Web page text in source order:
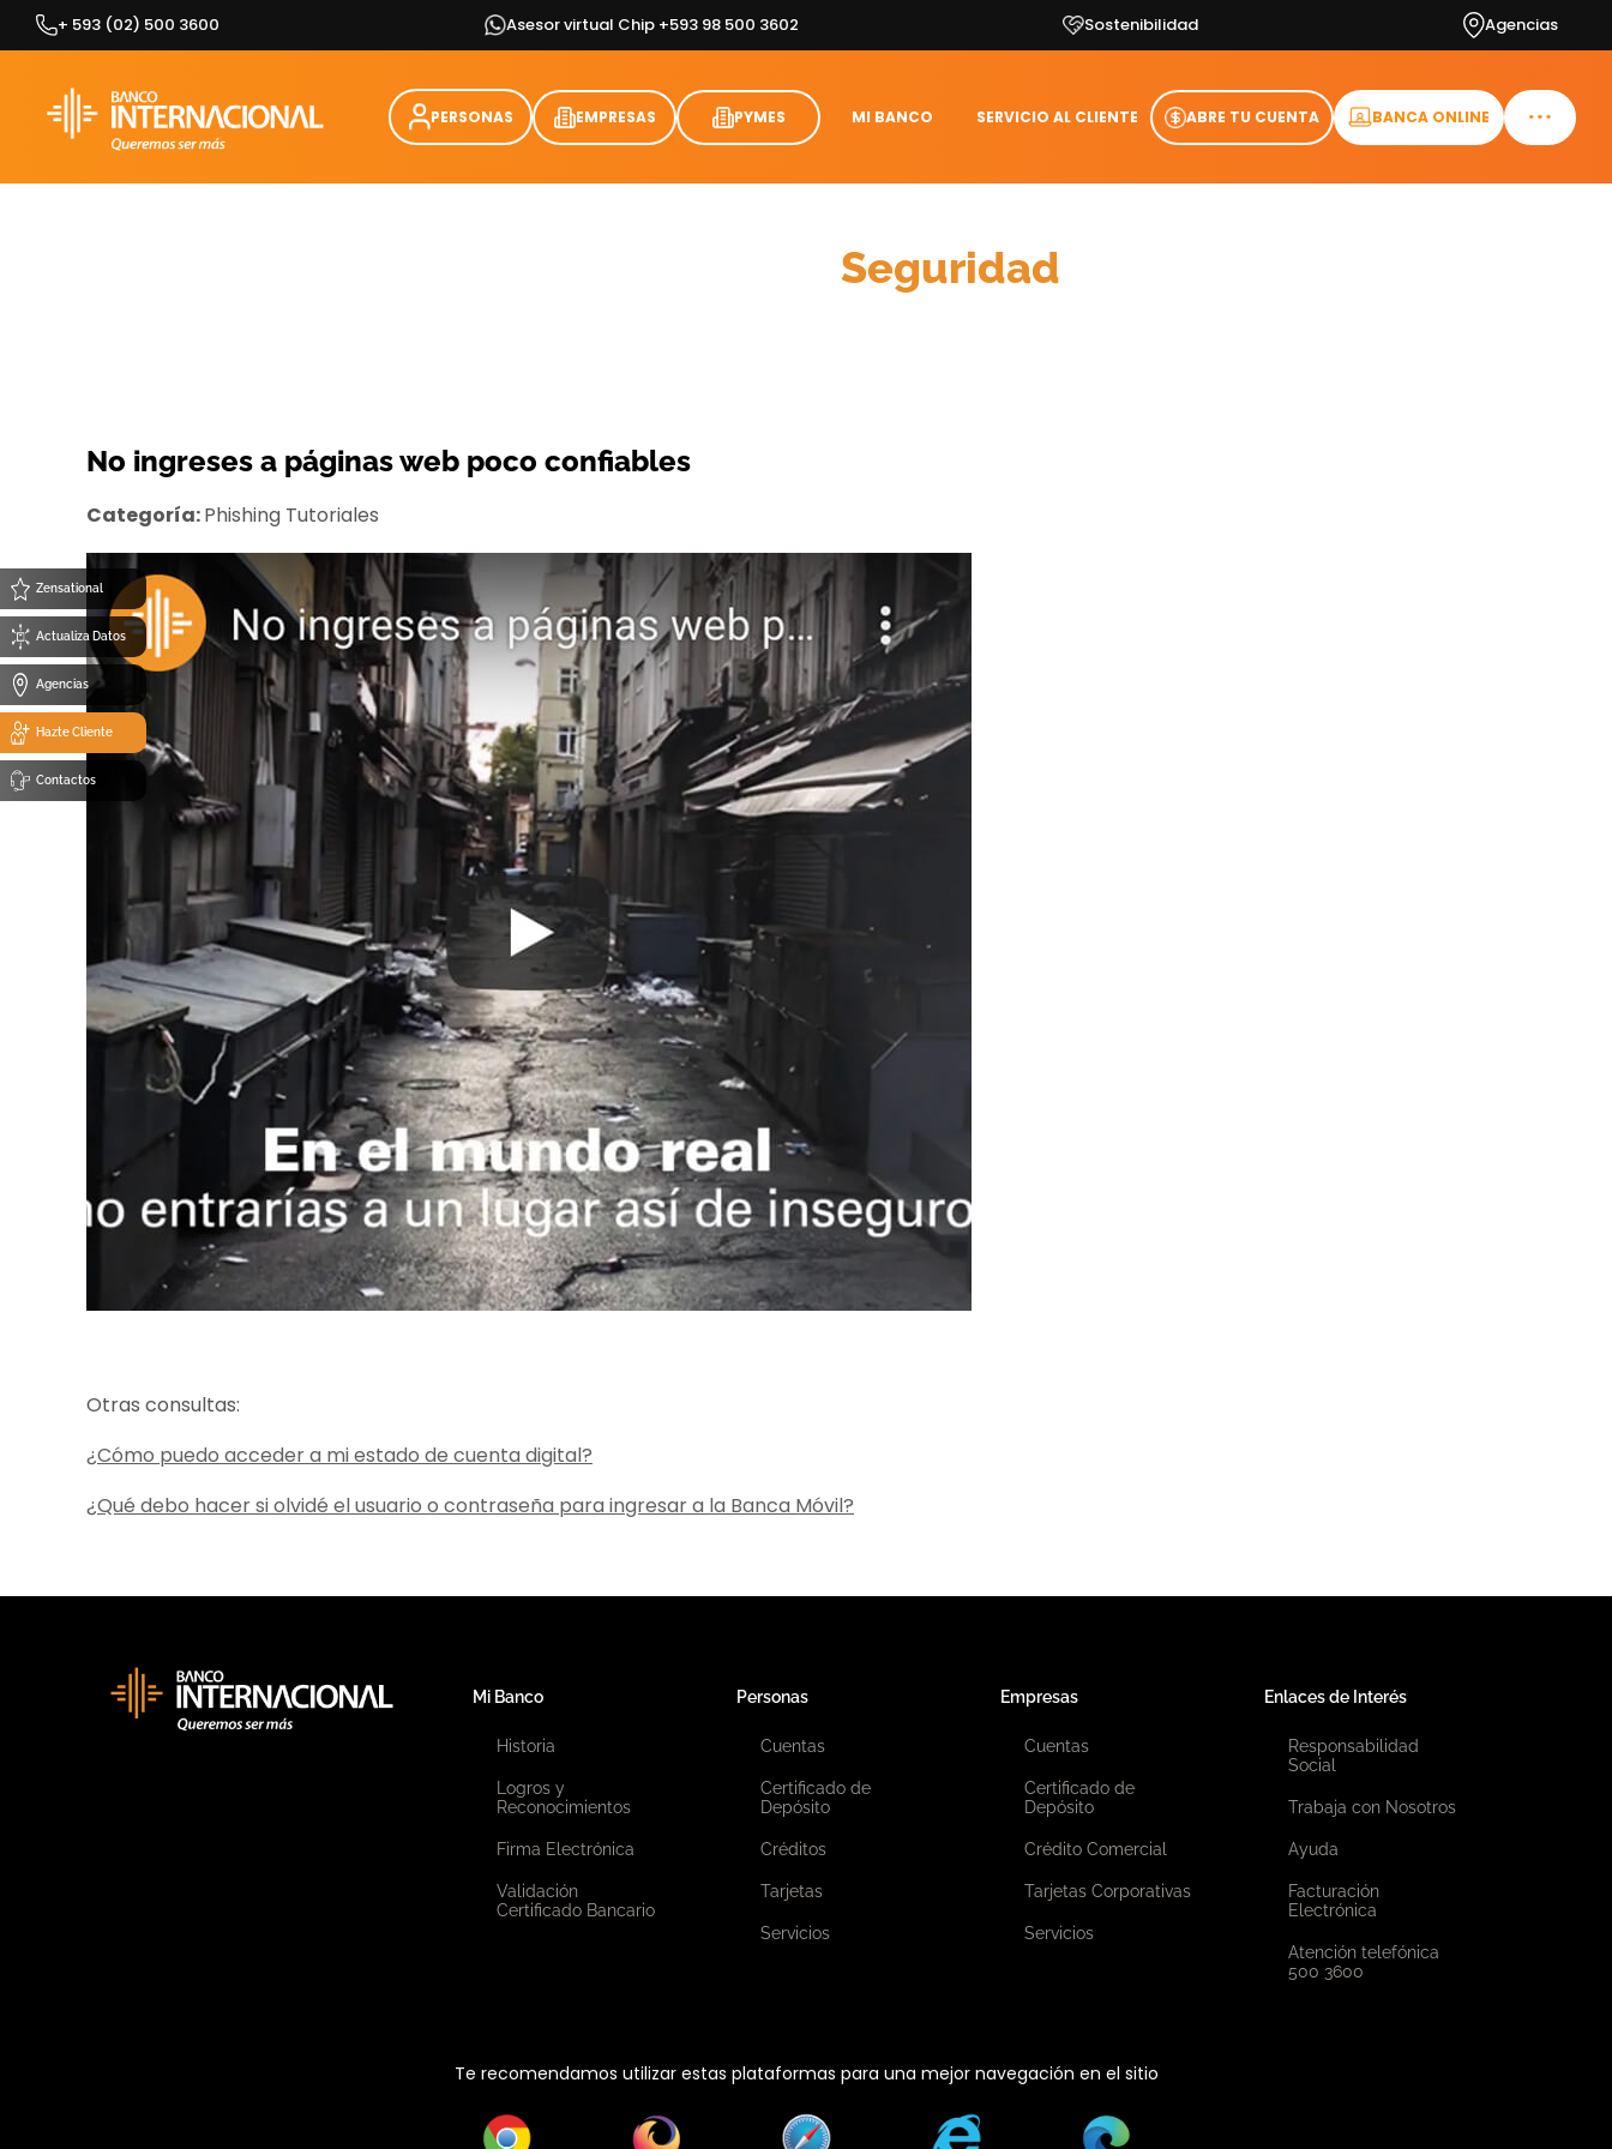
Zensational
Actualiza Datos
Agencias
Hazte Cliente
Contactos
Skip
+ 593 (02) 500 3600 Asesor virtual Chip +593 98 500 3602 Sostenibilidad Agencias
PERSONAS EMPRESAS PYMES MI BANCO SERVICIO AL CLIENTE ABRE TU CUENTA BANCA ONLINE
Seguridad
No ingreses a páginas web poco confiables
Categoría:Phishing Tutoriales
Otras consultas:
¿Cómo puedo acceder a mi estado de cuenta digital?
¿Qué debo hacer si olvidé el usuario o contraseña para ingresar a la Banca Móvil?
Mi Banco
Historia
Logros y
Reconocimientos
Firma Electrónica
Validación
Certificado Bancario
Personas
Cuentas
Certificado de
Depósito
Créditos
Tarjetas
Servicios
Empresas
Cuentas
Certificado de
Depósito
Crédito Comercial
Tarjetas Corporativas
Servicios
Enlaces de Interés
Responsabilidad
Social
Trabaja con Nosotros
Ayuda
Facturación
Electrónica
Atención telefónica
500 3600
Te recomendamos utilizar estas plataformas para una mejor navegación en el sitio